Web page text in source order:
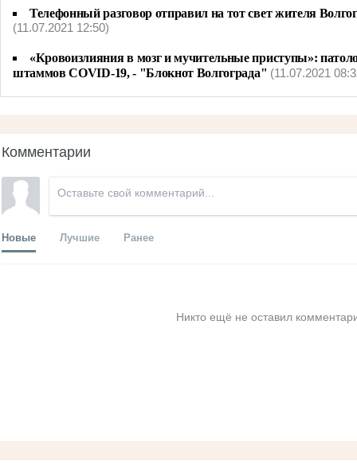
Телефонный разговор отправил на тот свет жителя
(11.07.2021 12:50)
«Кровоизлияния в мозг и мучительные приступы»:
штаммов COVID-19, - "Блокнот Волгограда" (11.07.2021
Комментарии
Новые Лучшие Ранее
Никто ещё не оставил